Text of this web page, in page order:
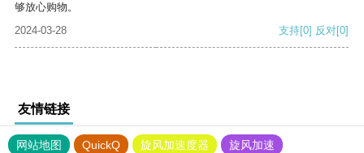
够放心购物。
2024-03-28
支持[0] 反对[0]
友情链接
网站地图 QuickQ 旋风加速度器
旋风加速